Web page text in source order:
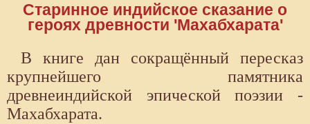
Старинное индийское сказание о
героях древности 'Махабхарата'
В книге дан сокращённый пересказ
крупнейшего памятника
древнеиндийской эпической поэзии -
Махабхарата.